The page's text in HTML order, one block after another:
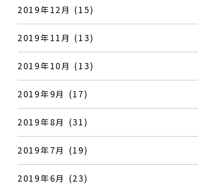
2019年12月 (15)
2019年11月 (13)
2019年10月 (13)
2019年9月 (17)
2019年8月 (31)
2019年7月 (19)
2019年6月 (23)